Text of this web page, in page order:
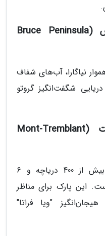
پارک ملی شبه‌جزیره بروس (Bruce Peninsula
نیاگارا، آب‌های شفاف
شگفت‌انگیز گروتو
پارک ملی مونت ترمبلانت (Mont-Tremblant
بزرگ‌ترین پارک ملی کبک با بیش از 400 دریاچه و 6
این پارک برای مناظر
"ویا فراتا"